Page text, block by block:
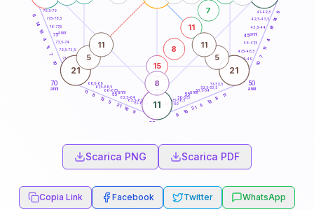
50
anni
60
70
anni
41-42,5
42,5-43,5
43,5-44
46-47,5
47,5-48,5
48,5-49
51-52,5
52,5-53,5
53,5-54
56-57,5
57,5-58,5
58,5-59
61-62,5
62,5-63,5
63,5-64
66-67,5
67,5-68,5
68,5-69
71-72,5
72,5-73,5
73,5-74
76-77,5
77,5-78,5
78,5-79 6
14
18
4
11
7
10
11
8
13
5
21
16
9
9
16
21
5
13
8
11
10
7
11
4
18
14
6
11
21 21
15
8
11
7
8
5
11
5
11
45anni
55anni
65anni
75anni
Scarica PNG Scarica PDF
Copia Link Facebook Twitter WhatsApp